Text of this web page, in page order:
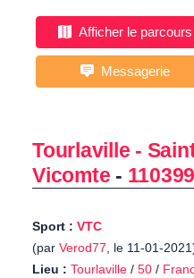
Afficher le parcours
Messagerie
Tourlaville -
Vicomte -
Sport : VTC
(par Verod77, le 11-01-
Lieu : Tourlaville / 50 /